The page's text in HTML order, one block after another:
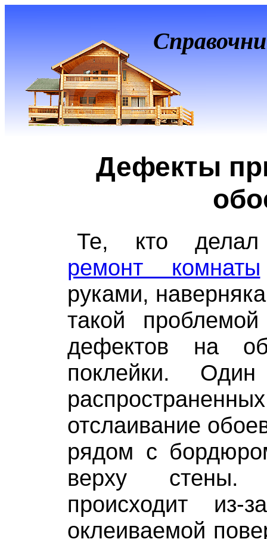
Дефекты
Те, кто делал
ремонт комнаты
руками,
такой
дефектов на
поклейки.
отслаивание
рядом с
верху
происходит
оклеиваемой